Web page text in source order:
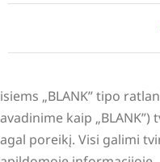
„BLANK” tipo
kaip
poreikį. Visi galimi